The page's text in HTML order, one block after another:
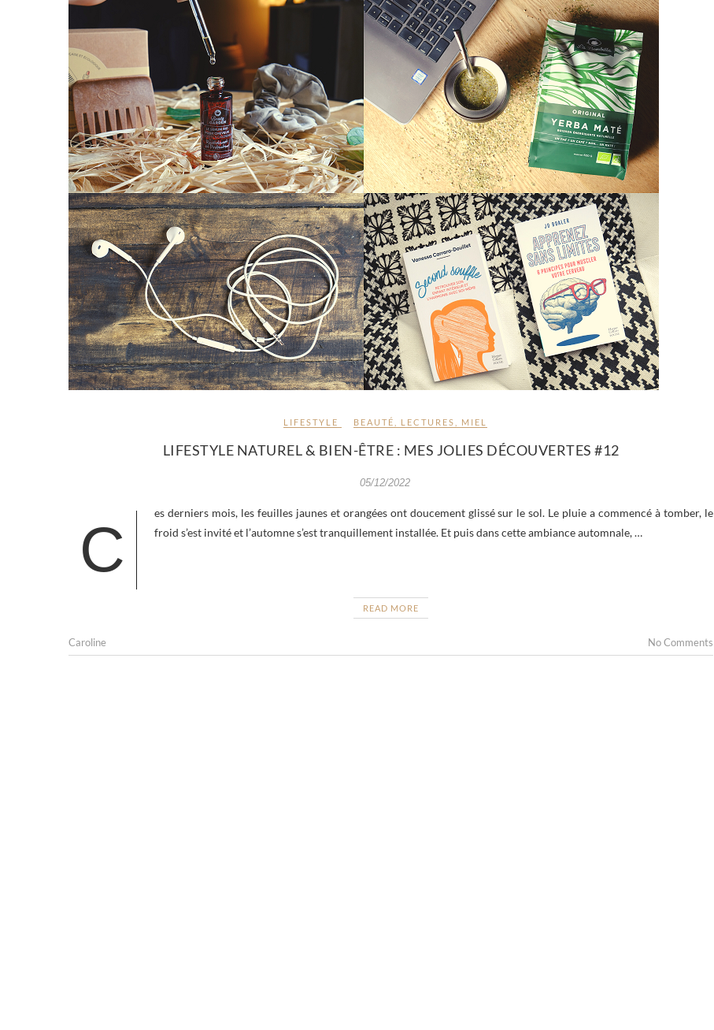
LIFESTYLE BEAUTÉ LECTURES MIEL
LIFESTYLE NATUREL & BIEN-ÊTRE : MES JOLIES DÉCOUVERTES #12
05/12/2022
C
es derniers mois, les feuilles jaunes et orangées ont doucement glissé sur le sol. Le pluie a commencé à tomber, le
froid s’est invité et l’automne s’est tranquillement installée. Et puis dans cette ambiance automnale, …
READ MORE
Caroline No Comments